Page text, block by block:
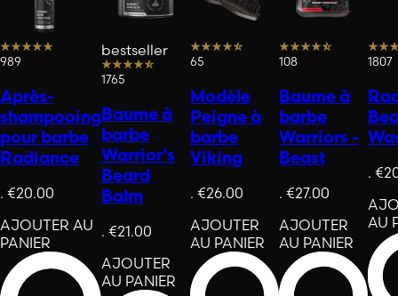
989
Après-
shampooing
pour barbe
Radiance
. €20.00
AJOUTER AU
PANIER
bestseller
1765
Baume à
barbe
Warrior's
Beard
Balm
. €21.00
AJOUTER
AU PANIER
65
Modèle
Peigne à
barbe
Viking
. €26.00
AJOUTER
AU PANIER
108
Baume à
barbe
Warriors -
Beast
. €27.00
AJOUTER
AU PANIER
1807
.
AU